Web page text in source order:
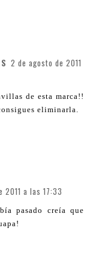
2 de agosto de 2011
de esta marca!!
eliminarla.
2011 a las 17:33
pasado creía que